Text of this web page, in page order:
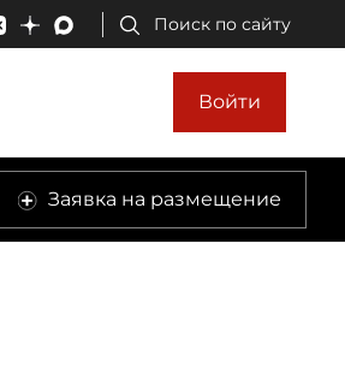
Поиск по сайту
Войти
Заявка на размещение